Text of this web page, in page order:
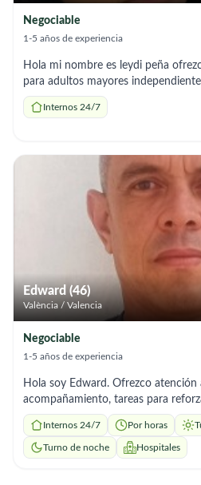
Negociable
1-5 años de experiencia
Hola mi nombre es leydi peña
para adultos mayores
sus actividades diarias,preparar
ligeras del hogar y brindar compañía
Internos 24/7
Edward (46)
València / Valencia
Negociable
1-5 años de experiencia
Hola soy Edward. Ofrezco atención a domicilio con ase,
acompañamiento, tareas para
terapias físicas si fuese el caso. Soy una persona responsable,
amigable y muy respetuosa, amante
Internos 24/7 Por horas
Turno de noche Hospitales